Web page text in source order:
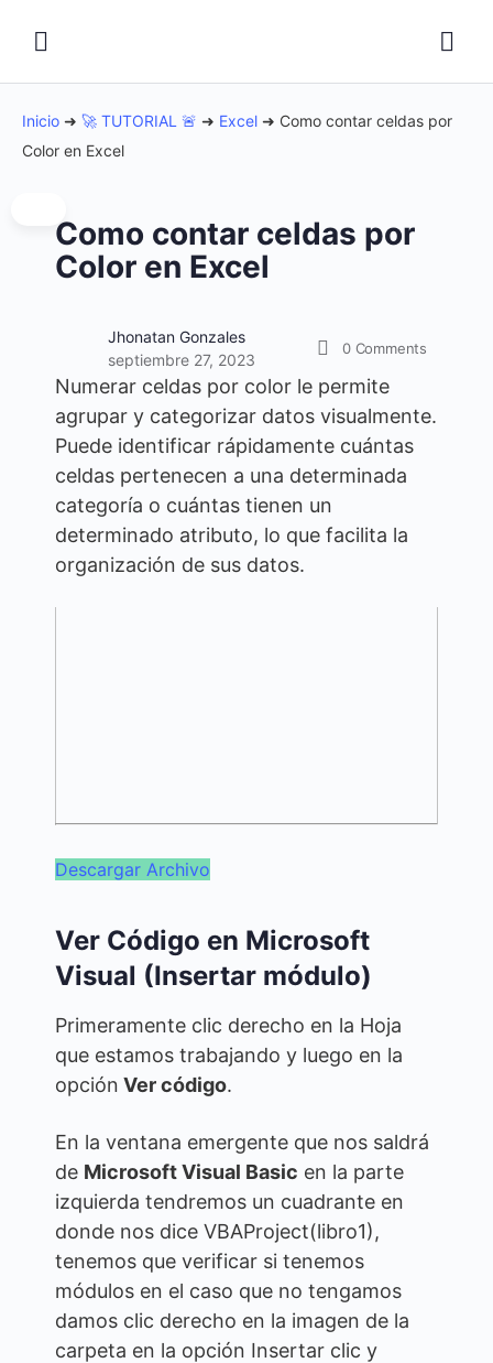
Inicio ➜ 🚀 TUTORIAL 🚨 ➜ Excel ➜ Como contar celdas por
Color en Excel
Como contar celdas por
Color en Excel
Jhonatan Gonzales
septiembre 27, 2023
0 Comments
Numerar celdas por color le permite
agrupar y categorizar datos visualmente.
Puede identificar rápidamente cuántas
celdas pertenecen a una determinada
categoría o cuántas tienen un
determinado atributo, lo que facilita la
organización de sus datos.
Descargar Archivo
Ver Código en Microsoft
Visual (Insertar módulo)
Primeramente clic derecho en la Hoja
que estamos trabajando y luego en la
opción Ver código.
En la ventana emergente que nos saldrá
de Microsoft Visual Basic en la parte
izquierda tendremos un cuadrante en
donde nos dice VBAProject(libro1),
tenemos que verificar si tenemos
módulos en el caso que no tengamos
damos clic derecho en la imagen de la
carpeta en la opción Insertar clic y